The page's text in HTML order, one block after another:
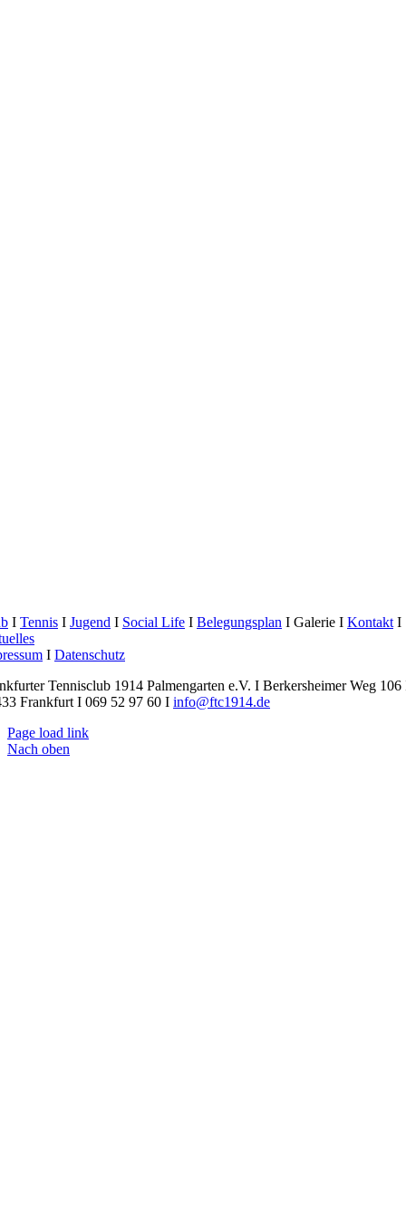
I Tennis I Jugend I Social Life I Belegungsplan I Galerie I Kontakt I
I Datenschutz
Tennisclub 1914 Palmengarten e.V. I Berkersheimer Weg 106
Frankfurt I 069 52 97 60 I info@ftc1914.de
Page load link
Nach oben